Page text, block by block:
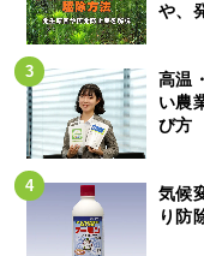
や、
高温
い農
び方
気候
り防